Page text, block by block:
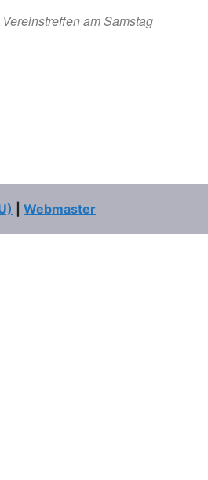
Vereinstreffen am Samstag
Webmaster